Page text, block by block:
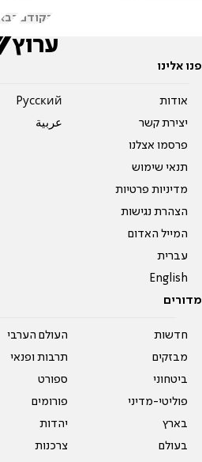
הקודם הבא
פנו אלינו
אודות
יצירת קשר
פרסמו אצלנו
תנאי שימוש
מדיניות פרטיות
הצהרת נגישות
המייל האדום
עברית
English
Pусский
عربية
מדורים
חדשות
מבזקים
ביטחוני
פוליטי-מדיני
בארץ
בעולם
העולם הערבי
תרבות ופנאי
ספורט
פורומים
יהדות
צרכנות